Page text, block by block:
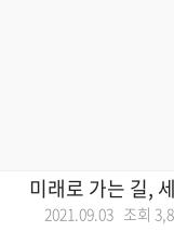
미래로 가는 길,
2021.09.03 조회